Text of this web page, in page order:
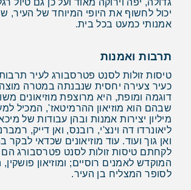
גדולה, יפה וירוקה מאוד ועל כן גם טיול
יכול לחשוף את היופי המיוחד של העיר,
אמנותי כמעט בכל בית.
תרבות ואמנות
טיסות זולות לסנט פטרסבורג לעיר
כעיר צעירה יחסית שנבנתה במטרה
דוגמה ומופת, היא מרוצפת מוזיאונים
שבהם הוא מוזיאון ההרמיטאז', המכיל
מיליון יצירות אמנות ובהן עבודות של
ליאונרדו דה וינצ'י, רובנס, ואן דייק,
ואן גוך ועוד. עוד מוזיאונים שכדאי
לקחתם טיסות זולות לסנט פטרסבורג הם
המוקדש לאמנים רוסיים; ומוזיאון
לסופר המצליח בן העיר.